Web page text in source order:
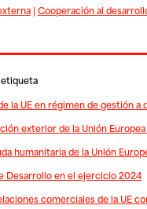
| Cooperación al
la UE en régimen de gestión a
exterior de la Unión
humanitaria de la Unión
Desarrollo en el ejercicio 2024
comerciales de la UE